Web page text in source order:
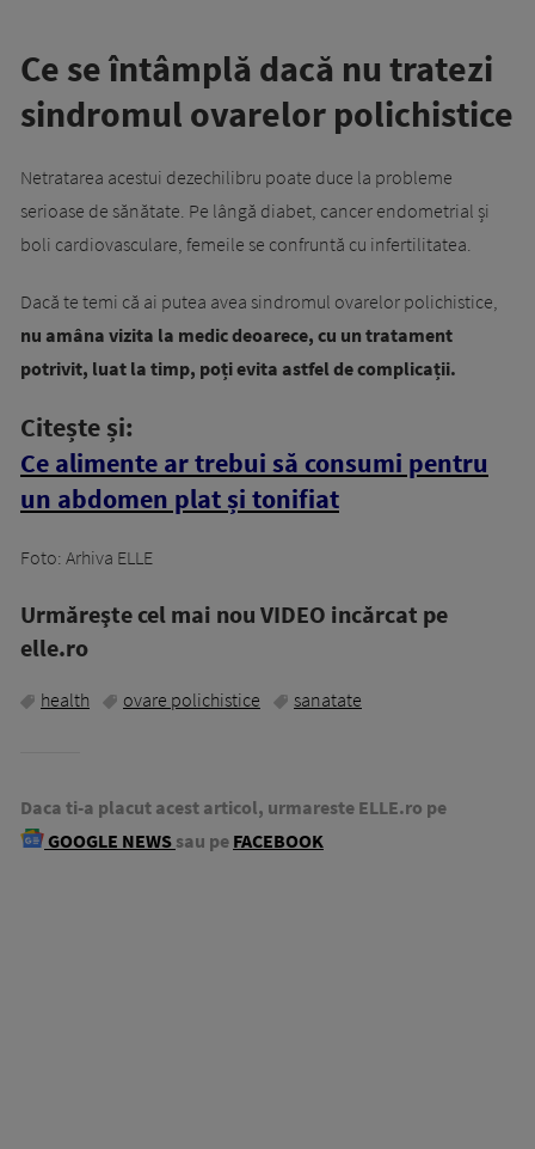
Ce se întâmplă dacă nu tratezi
sindromul ovarelor polichistice
Netratarea acestui dezechilibru poate duce la probleme
serioase de sănătate. Pe lângă diabet, cancer endometrial și
boli cardiovasculare, femeile se confruntă cu infertilitatea.
Dacă te temi că ai putea avea sindromul ovarelor polichistice,
nu amâna vizita la medic deoarece, cu un tratament
potrivit, luat la timp, poți evita astfel de complicații.
Citește și:
Ce alimente ar trebui să consumi pentru
un abdomen plat și tonifiat
Foto: Arhiva ELLE
Urmăreşte cel mai nou VIDEO incărcat pe
elle.ro
health ovare polichistice sanatate
Daca ti-a placut acest articol, urmareste ELLE.ro pe
GOOGLE NEWS sau pe FACEBOOK